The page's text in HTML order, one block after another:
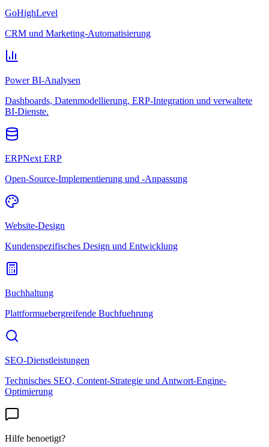
GoHighLevel
CRM und Marketing-Automatisierung
Power BI-Analysen
Dashboards, Datenmodellierung, ERP-Integration und verwaltete
BI-Dienste.
ERPNext ERP
Open-Source-Implementierung und -Anpassung
Website-Design
Kundenspezifisches Design und Entwicklung
Buchhaltung
Plattformuebergreifende Buchfuehrung
SEO-Dienstleistungen
Technisches SEO, Content-Strategie und Antwort-Engine-
Optimierung
Hilfe benoetigt?